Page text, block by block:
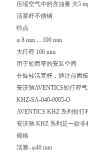
压缩空气中的含油量 大5
活塞杆不锈钢
特点
φ 8 mm ... 100 mm
大行程 100 mm
用于短而窄的安装空间
非旋转活塞杆，通过前面
安沃驰AVENTICS短行程
KHZ-SA-040-0005-O
AVENTICS KHZ 系列短行
安沃驰 KHZ 系列是一款
规格
活塞- φ40 mm